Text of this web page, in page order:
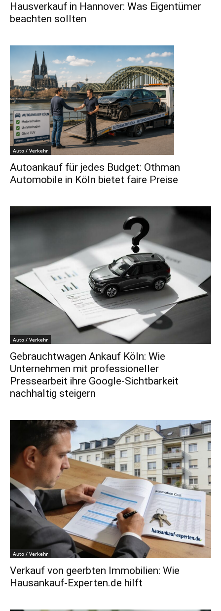
Hausverkauf in Hannover: Was Eigentümer
beachten sollten
Auto / Verkehr
Autoankauf für jedes Budget: Othman
Automobile in Köln bietet faire Preise
Auto / Verkehr
Gebrauchtwagen Ankauf Köln: Wie
Unternehmen mit professioneller
Pressearbeit ihre Google-Sichtbarkeit
nachhaltig steigern
Auto / Verkehr
Verkauf von geerbten Immobilien: Wie
Hausankauf-Experten.de hilft